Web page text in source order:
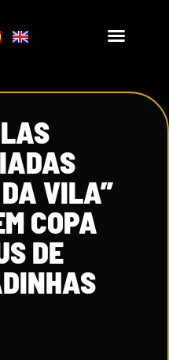
VILA”
COPA
DE